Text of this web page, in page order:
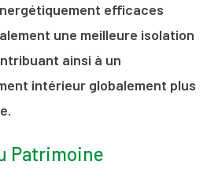
efficaces
une meilleure isolation
ainsi à un
intérieur globalement plus
Patrimoine